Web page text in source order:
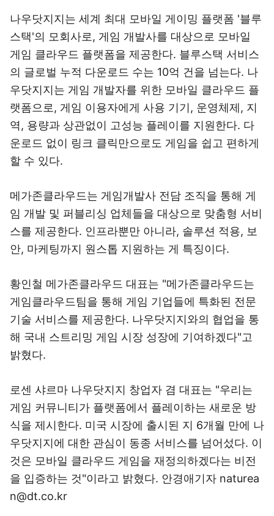
나우닷지지는 세계 최대 모바일 게이밍 플랫폼 '블루
스택'의 모회사로, 게임 개발사를 대상으로 모바일
게임 클라우드 플랫폼을 제공한다. 블루스택 서비스
의 글로벌 누적 다운로드 수는 10억 건을 넘는다. 나
우닷지지는 게임 개발자를 위한 모바일 클라우드 플
랫폼으로, 게임 이용자에게 사용 기기, 운영체제, 지
역, 용량과 상관없이 고성능 플레이를 지원한다. 다
운로드 없이 링크 클릭만으로도 게임을 쉽고 편하게
할 수 있다.
메가존클라우드는 게임개발사 전담 조직을 통해 게
임 개발 및 퍼블리싱 업체들을 대상으로 맞춤형 서비
스를 제공한다. 인프라뿐만 아니라, 솔루션 적용, 보
안, 마케팅까지 원스톱 지원하는 게 특징이다.
황인철 메가존클라우드 대표는 "메가존클라우드는
게임클라우드팀을 통해 게임 기업들에 특화된 전문
기술 서비스를 제공한다. 나우닷지지와의 협업을 통
해 국내 스트리밍 게임 시장 성장에 기여하겠다"고
밝혔다.
로센 샤르마 나우닷지지 창업자 겸 대표는 "우리는
게임 커뮤니티가 플랫폼에서 플레이하는 새로운 방
식을 제시한다. 미국 시장에 출시된 지 6개월 만에 나
우닷지지에 대한 관심이 동종 서비스를 넘어섰다. 이
것은 모바일 클라우드 게임을 재정의하겠다는 비전
을 입증하는 것"이라고 밝혔다. 안경애기자 naturea
n@dt.co.kr